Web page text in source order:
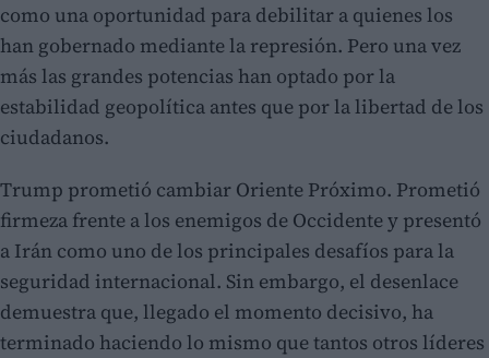
como una oportunidad para debilitar a quienes los
han gobernado mediante la represión. Pero una vez
más las grandes potencias han optado por la
estabilidad geopolítica antes que por la libertad de los
ciudadanos.
Trump prometió cambiar Oriente Próximo. Prometió
firmeza frente a los enemigos de Occidente y presentó
a Irán como uno de los principales desafíos para la
seguridad internacional. Sin embargo, el desenlace
demuestra que, llegado el momento decisivo, ha
terminado haciendo lo mismo que tantos otros líderes